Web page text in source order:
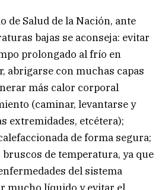
de Salud de la Nación, ante
bajas se aconseja: evitar
prolongado al frío en
abrigarse con muchas capas
más calor corporal
(caminar, levantarse y
extremidades, etcétera);
de forma segura;
de temperatura, ya que
del sistema